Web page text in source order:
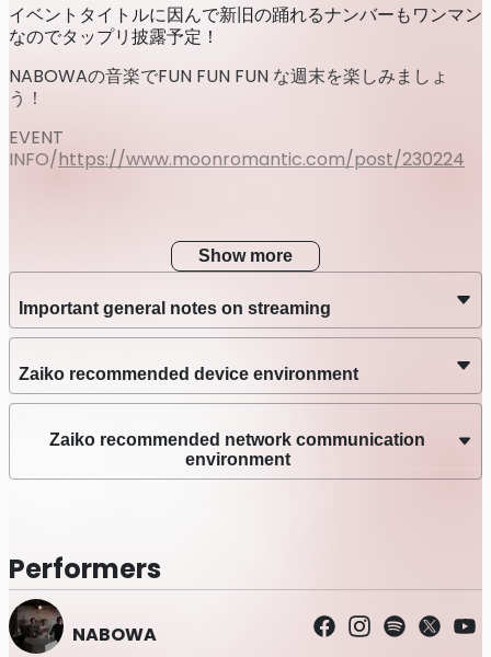
イベントタイトルに因んで新旧の踊れるナンバーもワンマン
なのでタップリ披露予定！
NABOWAの音楽でFUN FUN FUN な週末を楽しみましょ
う！
EVENT
INFO/https://www.moonromantic.com/post/230224
Show more
Important general notes on streaming
Zaiko recommended device environment
Zaiko recommended network communication
environment
Performers
NABOWA